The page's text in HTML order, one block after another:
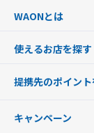
WAONとは
WAONを申込む
インターネット上
使えるお店を探す
店舗検索
イオン銀行ATM設置
提携先のポイン
キャンペーン